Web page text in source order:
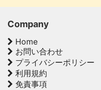
Company
Home
お問い合わせ
プライバシーポリシー
利用規約
免責事項